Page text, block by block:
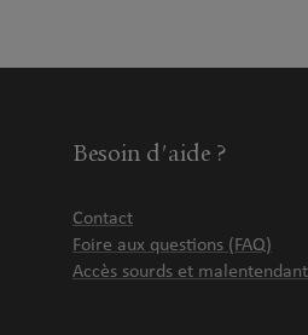
Besoin d'aide ?
Contact
Foire aux questions (FAQ)
Accès sourds et